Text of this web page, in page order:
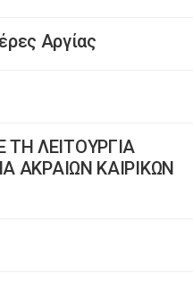
Αργίας
ΛΕΙΤΟΥΡΓΙΑ
ΑΚΡΑΙΩΝ ΚΑΙΡΙΚΩΝ